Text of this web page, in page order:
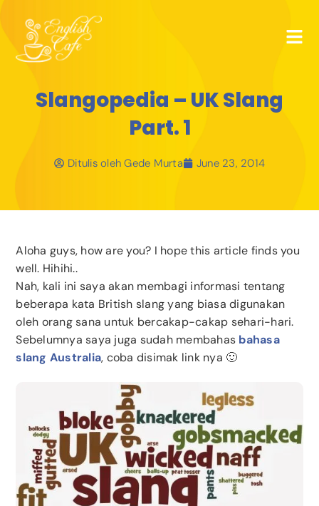
Slangopedia – UK Slang
Part. 1
Ditulis oleh Gede Murta June 23, 2014
Aloha guys, how are you? I hope this article finds you
well. Hihihi..
Nah, kali ini saya akan membagi informasi tentang
beberapa kata British slang yang biasa digunakan
oleh orang sana untuk bercakap-cakap sehari-hari.
Sebelumnya saya juga sudah membahas bahasa
slang Australia, coba disimak link nya 🙂